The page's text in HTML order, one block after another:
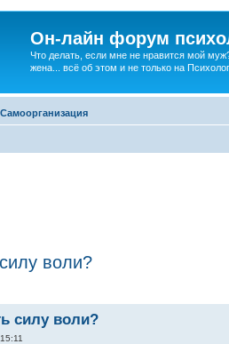
Он-лайн форум
Что делать, если мне не нравится мой
жена... всё об этом и не только на
Самоорганизация
воли?
силу воли?